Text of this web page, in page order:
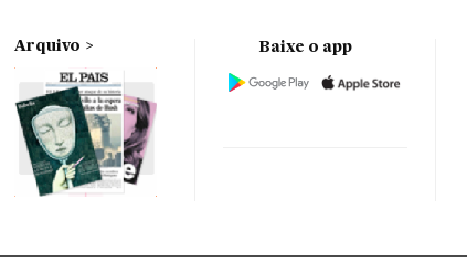
Arquivo Baixe o app